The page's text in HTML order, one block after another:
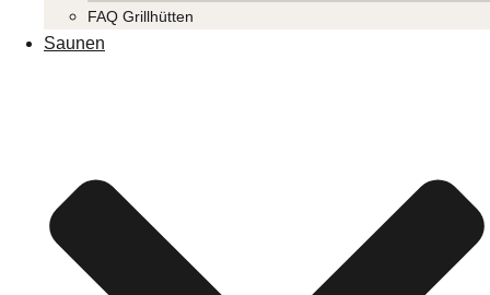
FAQ Grillhütten
Saunen